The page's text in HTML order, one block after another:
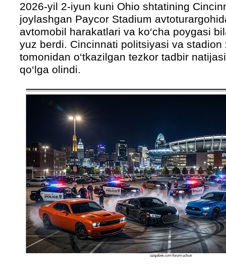
2026-yil 2-iyun kuni Ohio shtatining
joylashgan Paycor Stadium
avtomobil harakatlari va ko‘cha poygasi
yuz berdi. Cincinnati politsiyasi va
tomonidan o‘tkazilgan tezkor tadbir
qo‘lga olindi.